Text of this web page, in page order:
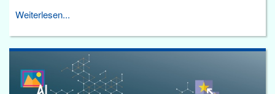
Weiterlesen...